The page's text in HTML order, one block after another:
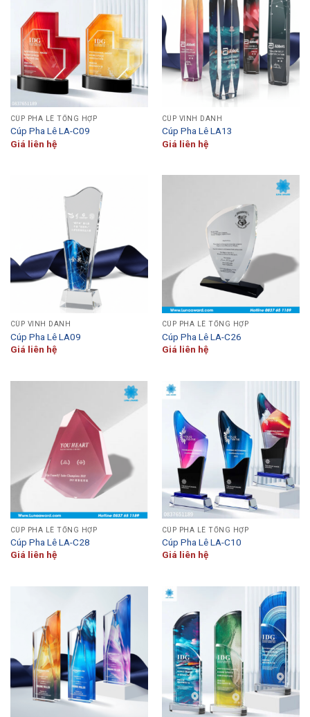
CÚP PHA LÊ TỔNG HỢP
Cúp Pha Lê LA-C09
Giá liên hệ
CÚP VINH DANH
Cúp Pha Lê LA13
Giá liên hệ
CÚP VINH DANH
Cúp Pha Lê LA09
Giá liên hệ
CÚP PHA LÊ TỔNG HỢP
Cúp Pha Lê LA-C26
Giá liên hệ
CÚP PHA LÊ TỔNG HỢP
Cúp Pha Lê LA-C28
Giá liên hệ
CÚP PHA LÊ TỔNG HỢP
Cúp Pha Lê LA-C10
Giá liên hệ